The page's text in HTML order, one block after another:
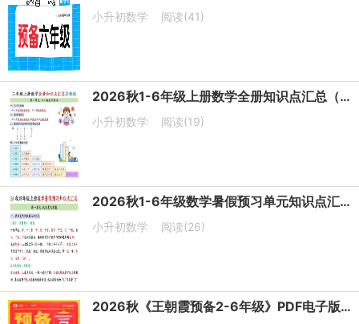
小升初数学 阅读(41)
2026秋1-6年级上册数学全册知识点汇总（苏教版）
小升初数学 阅读(19)
2026秋1-6年级数学暑假预习单元知识点汇总（北师版）
小升初数学 阅读(26)
2026秋《王朝霞预备2-6年级》PDF电子版下载